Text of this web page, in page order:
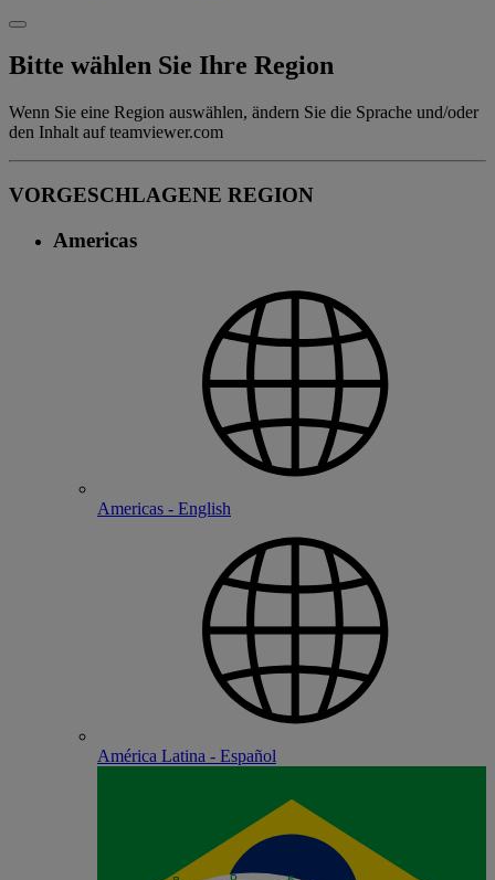
Bitte wählen Sie Ihre Region
Wenn Sie eine Region auswählen, ändern Sie die Sprache und/oder
den Inhalt auf teamviewer.com
VORGESCHLAGENE REGION
Americas
Americas - English
América Latina - Español